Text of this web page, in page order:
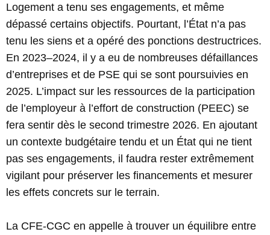
Logement a tenu ses engagements, et même
dépassé certains objectifs. Pourtant, l’État n’a pas
tenu les siens et a opéré des ponctions destructrices.
En 2023–2024, il y a eu de nombreuses défaillances
d’entreprises et de PSE qui se sont poursuivies en
2025. L’impact sur les ressources de la participation
de l’employeur à l’effort de construction (PEEC) se
fera sentir dès le second trimestre 2026. En ajoutant
un contexte budgétaire tendu et un État qui ne tient
pas ses engagements, il faudra rester extrêmement
vigilant pour préserver les financements et mesurer
les effets concrets sur le terrain.
La CFE-CGC en appelle à trouver un équilibre entre